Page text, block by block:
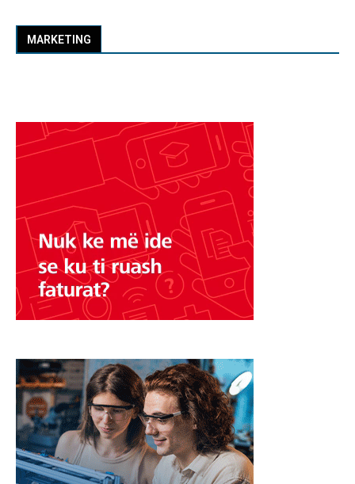
MARKETING